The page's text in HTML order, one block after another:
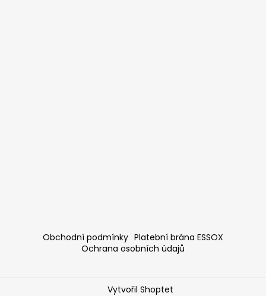
Obchodní podmínky Platební brána ESSOX
Ochrana osobních údajů
Vytvořil Shoptet